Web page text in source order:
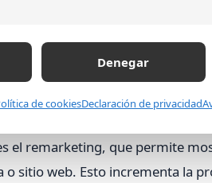
el remarketing, que permite
sitio web. Esto incrementa la
Denegar
de cookiesDeclaración de privacidad